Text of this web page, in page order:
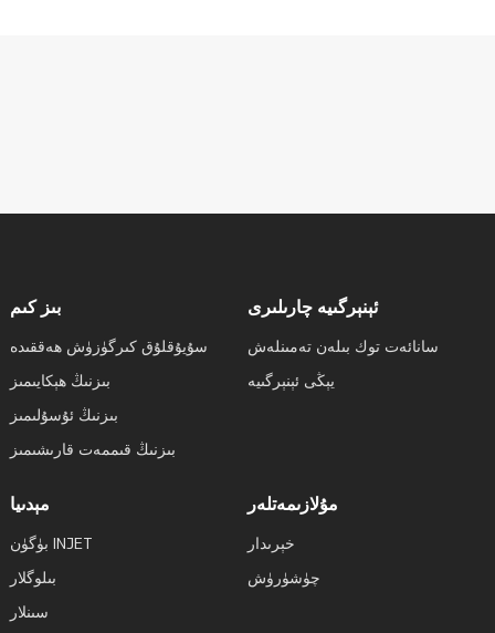
بىز كىم
سۇيۇقلۇق كىرگۈزۈش ھەققىدە
بىزنىڭ ھېكايىمىز
بىزنىڭ ئۇسۇلىمىز
بىزنىڭ قىممەت قارىشىمىز
ئېنېرگىيە چارىلىرى
سانائەت توك بىلەن تەمىنلەش
يېڭى ئېنېرگىيە
مېدىيا
بۈگۈن INJET
بىلوگلار
سىنلار
مۇلازىمەتلەر
خېرىدار
چۈشۈرۈش